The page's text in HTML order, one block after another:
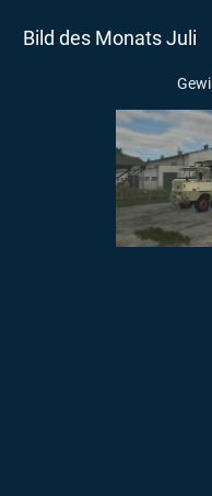
Bild des Monats Juli